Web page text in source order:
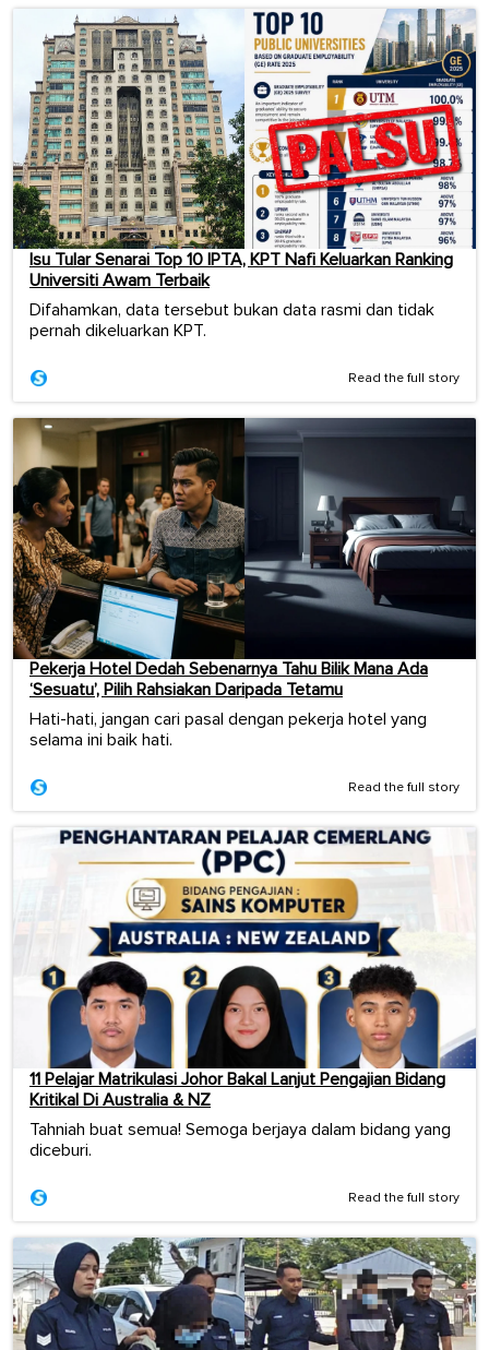
Isu Tular Senarai Top 10 IPTA, KPT Nafi Keluarkan Ranking
Universiti Awam Terbaik
Difahamkan, data tersebut bukan data rasmi dan tidak
pernah dikeluarkan KPT.
Read the full story
Pekerja Hotel Dedah Sebenarnya Tahu Bilik Mana Ada
‘Sesuatu’, Pilih Rahsiakan Daripada Tetamu
Hati-hati, jangan cari pasal dengan pekerja hotel yang
selama ini baik hati.
Read the full story
11 Pelajar Matrikulasi Johor Bakal Lanjut Pengajian Bidang
Kritikal Di Australia & NZ
Tahniah buat semua! Semoga berjaya dalam bidang yang
diceburi.
Read the full story